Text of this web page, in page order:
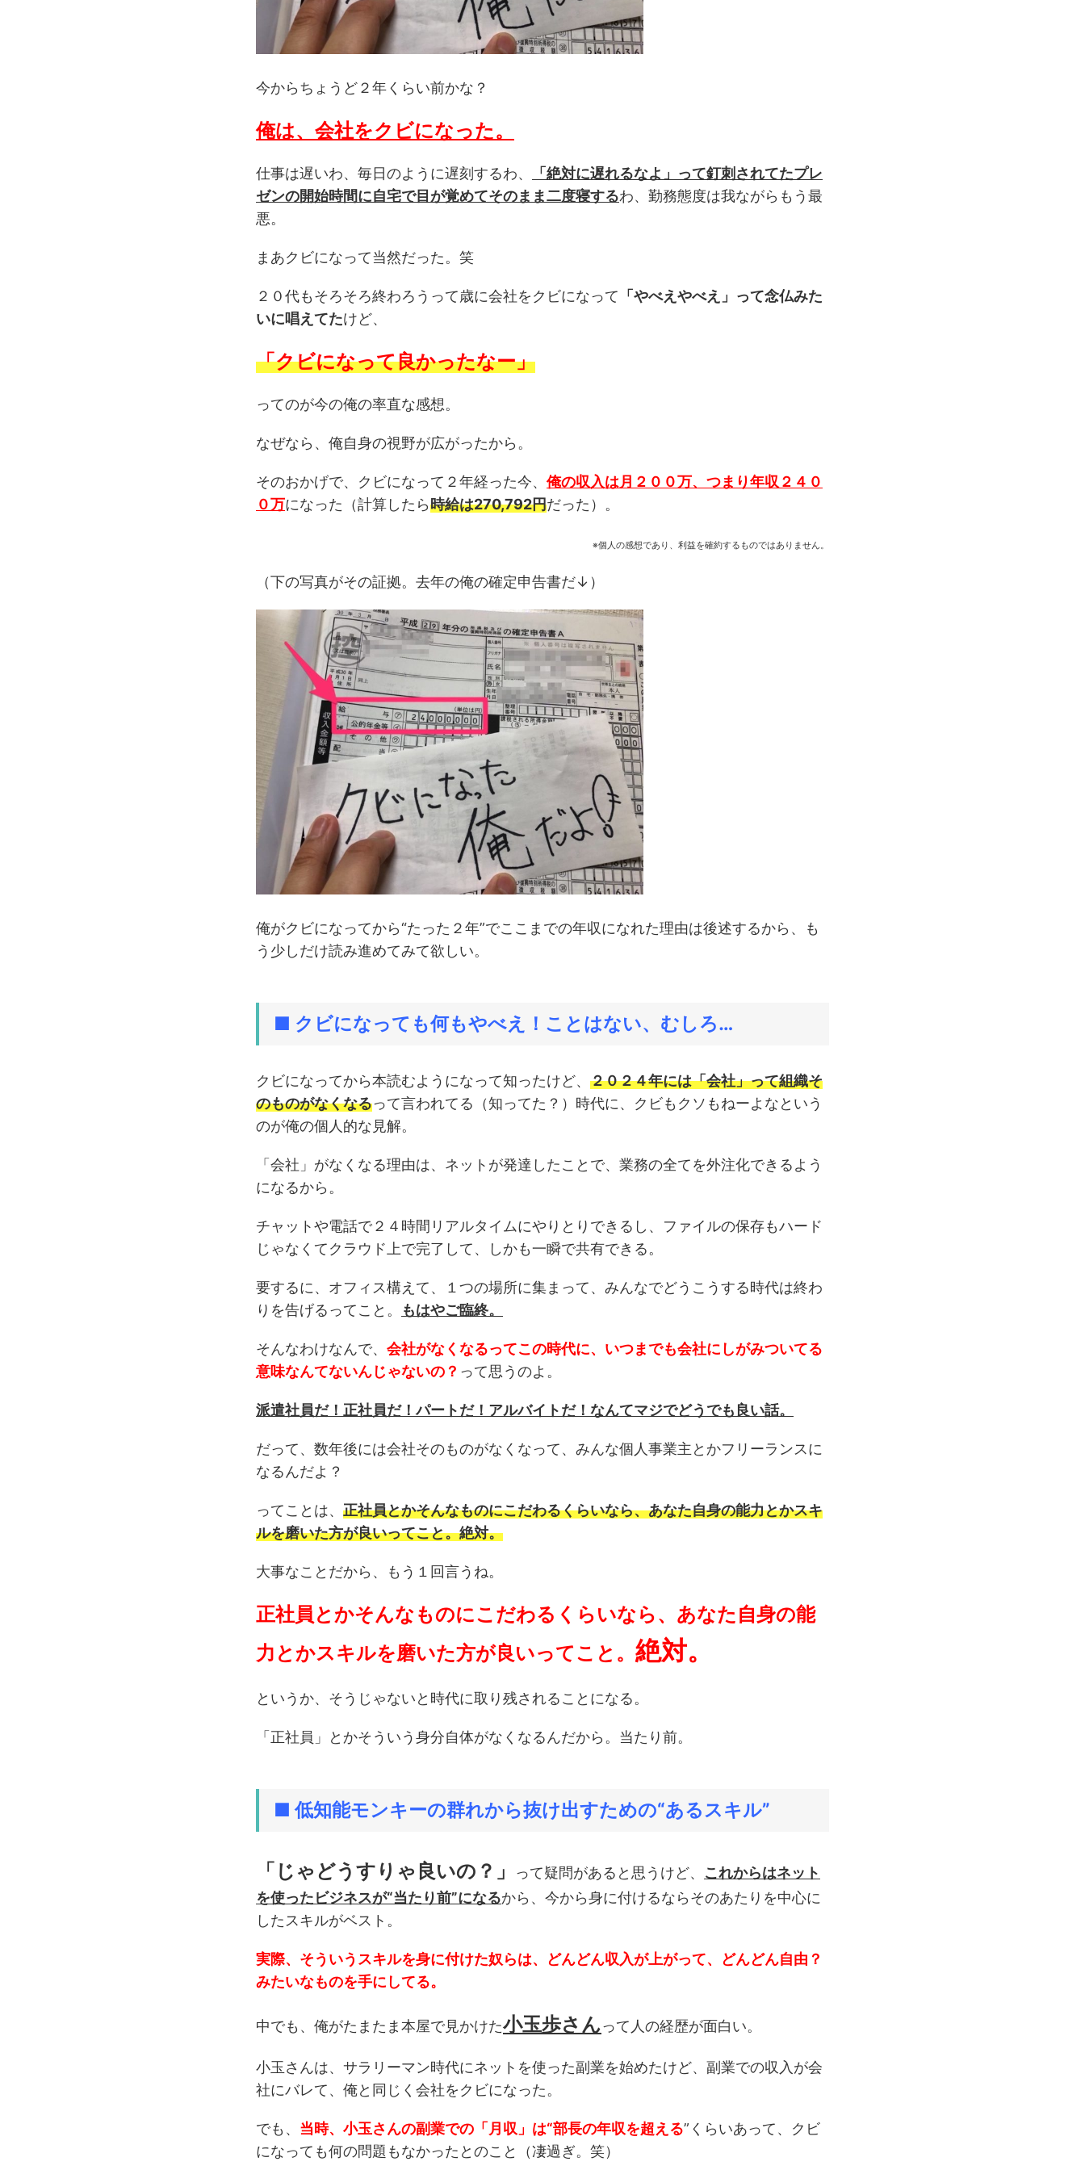
今からちょうど２年くらい前かな？
俺は、会社をクビになった。
仕事は遅いわ、毎日のように遅刻するわ、
「絶対に遅れるなよ」って釘刺されてたプレ
ゼンの開始時間に自宅で目が覚めてそのまま二度寝するわ、勤務態度は我ながらもう最
悪。
まあクビになって当然だった。笑
２０代もそろそろ終わろうって歳に会社をクビになって 「やべえやべえ」って念仏みた
いに唱えてたけど、
「クビになって良かったなー」
ってのが今の俺の率直な感想。
なぜなら、俺自身の視野が広がったから。
そのおかげで、クビになって２年経った今、 俺の収入は月２００万、つまり年収２４０
０万になった（計算したら時給は270,792円だった）。
※個人の感想であり、利益を確約するものではありません。
（下の写真がその証拠。去年の俺の確定申告書だ↓）
俺がクビになってから“たった２年”でここまでの年収になれた理由は後述するから、も
う少しだけ読み進めてみて欲しい。
■ クビになっても何もやべえ！ことはない、むしろ…
クビになってから本読むようになって知ったけど、 ２０２４年には「会社」って組織そ
のものがなくなるって言われてる（知ってた？）時代に、クビもクソもねーよなという
のが俺の個人的な見解。
「会社」がなくなる理由は、ネットが発達したことで、業務の全てを外注化できるよう
になるから。
チャットや電話で２４時間リアルタイムにやりとりできるし、ファイルの保存もハード
じゃなくてクラウド上で完了して、しかも一瞬で共有できる。
要するに、オフィス構えて、１つの場所に集まって、みんなでどうこうする時代は終わ
りを告げるってこと。
もはやご臨終。
そんなわけなんで、 会社がなくなるってこの時代に、いつまでも会社にしがみついてる
意味なんてないんじゃないの？ って思うのよ。
派遣社員だ！正社員だ！パートだ！アルバイトだ！なんてマジでどうでも良い話。
だって、数年後には会社そのものがなくなって、みんな個人事業主とかフリーランスに
なるんだよ？
ってことは、 正社員とかそんなものにこだわるくらいなら、あなた自身の能力とかスキ
ルを磨いた方が良いってこと。絶対。
大事なことだから、もう１回言うね。
正社員とかそんなものにこだわるくらいなら、あなた自身の能
力とかスキルを磨いた方が良いってこと。 絶対。
というか、そうじゃないと時代に取り残されることになる。
「正社員」とかそういう身分自体がなくなるんだから。当たり前。
■ 低知能モンキーの群れから抜け出すための“あるスキル”
「じゃどうすりゃ良いの？」 って疑問があると思うけど、 これからはネット
を使ったビジネスが“当たり前”になるから、今から身に付けるならそのあたりを中心に
したスキルがベスト。
実際、そういうスキルを身に付けた奴らは、どんどん収入が上がって、どんどん自由？
みたいなものを手にしてる。
中でも、俺がたまたま本屋で見かけた小玉歩さんって人の経歴が面白い。
小玉さんは、サラリーマン時代にネットを使った副業を始めたけど、副業での収入が会
社にバレて、俺と同じく会社をクビになった。
でも、 当時、小玉さんの副業での「月収」は“部長の年収を超える”くらいあって、クビ
になっても何の問題もなかったとのこと（凄過ぎ。笑）